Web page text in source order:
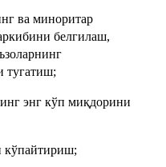
ва миноритар
белгилаш,
тугатиш;
энг кўп миқдорини
кўпайтириш;